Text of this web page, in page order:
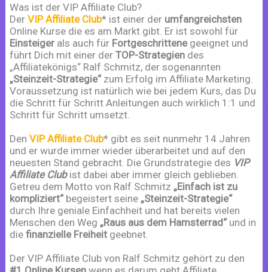
Was ist der VIP Affiliate Club?
DerVIP Affiliate Club* ist einer der umfangreichsten
Online Kurse die es am Markt gibt. Er ist sowohl für
Einsteiger als auch für Fortgeschrittenegeeignet und
führt Dich mit einer derTOP-Strategien des
„Affiliatekönigs“ Ralf Schmitz, der sogenannten
„Steinzeit-Strategie“zum Erfolg im Affiliate Marketing.
Voraussetzung ist natürlich wie bei jedem Kurs, das Du
die Schritt für Schritt Anleitungen auch wirklich 1:1 und
Schritt für Schritt umsetzt.
DenVIP Affiliate Club* gibt es seit nunmehr 14 Jahren
und er wurde immer wieder überarbeitet und auf den
neuesten Stand gebracht. Die Grundstrategie des VIP
Affiliate Clubist dabei aber immer gleich geblieben.
Getreu dem Motto von Ralf Schmitz „Einfach ist zu
kompliziert“ begeistert seine „Steinzeit-Strategie“
durch Ihre geniale Einfachheit und hat bereits vielen
Menschen den Weg „Raus aus dem Hamsterrad“und in
diefinanzielle Freiheit geebnet.
Der VIP Affiliate Club von Ralf Schmitz gehört zu den